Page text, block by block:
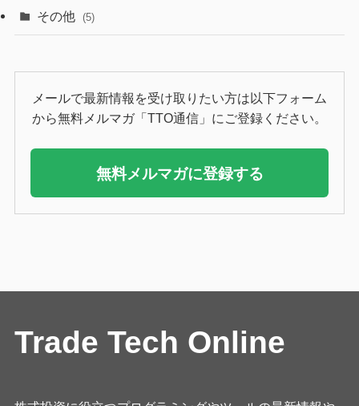
その他 (5)
メールで最新情報を受け取りたい方は以下フォーム
から無料メルマガ「TTO通信」にご登録ください。
無料メルマガに登録する
Trade Tech Online